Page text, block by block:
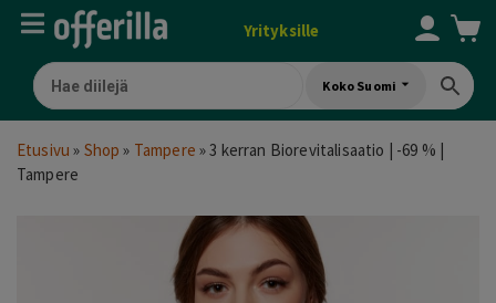
Yrityksille
Koko Suomi
Etusivu » Shop » Tampere »3 kerran Biorevitalisaatio | -69 % |
Tampere